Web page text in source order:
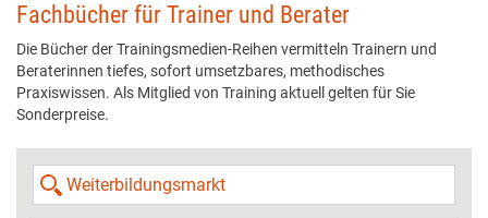
Fachbücher für Trainer und Berater
Die Bücher der Trainingsmedien-Reihen vermitteln Trainern und
Beraterinnen tiefes, sofort umsetzbares, methodisches
Praxiswissen. Als Mitglied von Training aktuell gelten für Sie
Sonderpreise.